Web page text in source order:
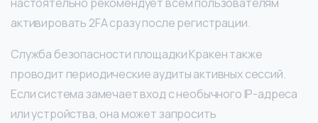
активировать 2FA сразу после регистрации.
Служба безопасности площадки Кракен также
проводит периодические аудиты активных сессий.
Если система замечает вход с необычного IP-адреса
или устройства, она может запросить